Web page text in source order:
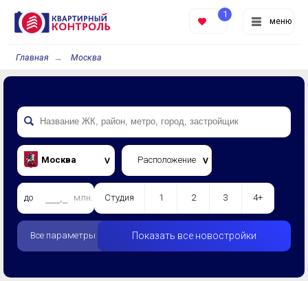
меню
1
Главная Москва
Москва Расположение
до млн. Студия 1 2 3 4+
Все параметры Показать все новостройки